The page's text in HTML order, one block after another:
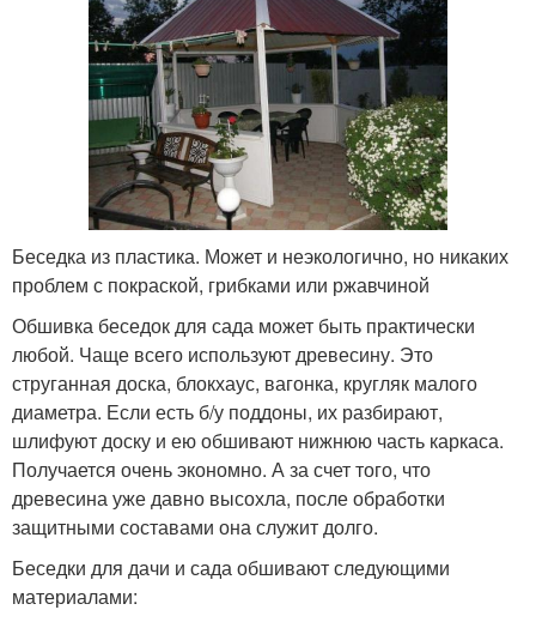
Беседка из пластика. Может и неэкологично, но никаких
проблем с покраской, грибками или ржавчиной
Обшивка беседок для сада может быть практически
любой. Чаще всего используют древесину. Это
струганная доска, блокхаус, вагонка, кругляк малого
диаметра. Если есть б/у поддоны, их разбирают,
шлифуют доску и ею обшивают нижнюю часть каркаса.
Получается очень экономно. А за счет того, что
древесина уже давно высохла, после обработки
защитными составами она служит долго.
Беседки для дачи и сада обшивают следующими
материалами: